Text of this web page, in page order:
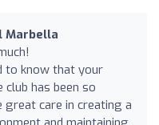
Marbella
to know that your
club has been so
great care in creating a